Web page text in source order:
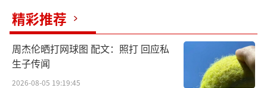
精彩推荐
周杰伦晒打网球图 配文：照打 回应私
生子传闻
2026-08-05 19:19:45